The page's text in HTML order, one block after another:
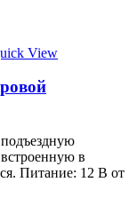
View
в
Питание: 12 В от